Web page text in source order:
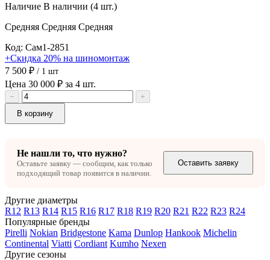
Наличие В наличии (4 шт.)
Средняя Средняя Средняя
Код: Сам1-2851
+Скидка 20% на шиномонтаж
7 500 ₽ / 1 шт
Цена 30 000 ₽ за 4 шт.
−
+
В корзину
Не нашли то, что нужно?
Оставьте заявку — сообщим, как только
подходящий товар появится в наличии.
Оставить заявку
Другие диаметры
R12 R13 R14 R15 R16 R17 R18 R19 R20 R21 R22 R23 R24
Популярные бренды
Pirelli Nokian Bridgestone Kama Dunlop Hankook Michelin
Continental Viatti Cordiant Kumho Nexen
Другие сезоны